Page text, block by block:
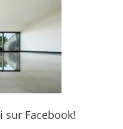
sur Facebook!